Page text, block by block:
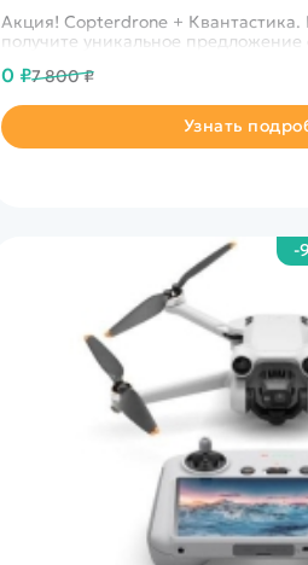
Акция! Copterdrone +
0 ₽7 800 ₽
Узнать
-